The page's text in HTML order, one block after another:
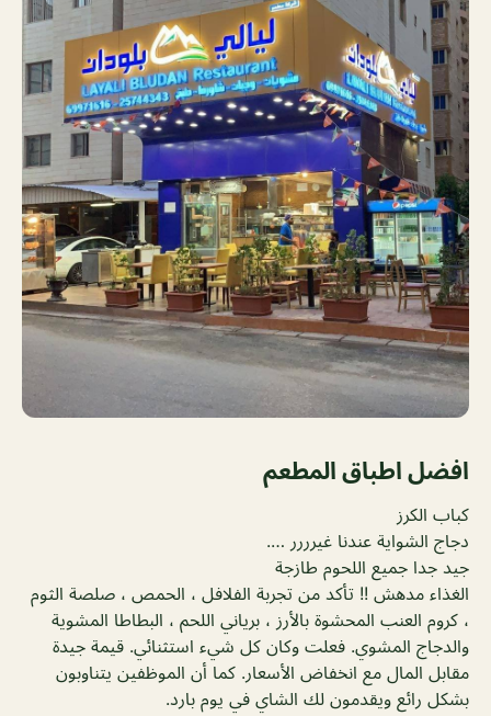
افضل اطباق المطعم
كباب الكرز
دجاج الشواية عندنا غيرررر ….
جيد جدا جميع اللحوم طازجة
الغذاء مدهش !! تأكد من تجربة الفلافل ، الحمص ، صلصة الثوم
، كروم العنب المحشوة بالأرز ، برياني اللحم ، البطاطا المشوية
والدجاج المشوي. فعلت وكان كل شيء استثنائي. قيمة جيدة
مقابل المال مع انخفاض الأسعار. كما أن الموظفين يتناوبون
بشكل رائع ويقدمون لك الشاي في يوم بارد.